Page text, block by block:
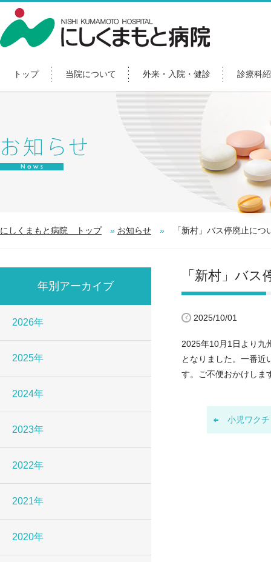
トップ 当院について 外来・入院・健診 診療科
にしくまもと病院 トップ » お知らせ » 「新村」バス停廃止につ
「新村」バ
2025/10/01
2025年10月1日より九
となりました。一番近
す。ご不便おかけしま
小児ワク
年別アーカイブ
2026年
2025年
2024年
2023年
2022年
2021年
2020年